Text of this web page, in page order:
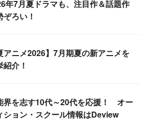
年7月夏ドラマも、注目作＆話題作
ぞろい！
アニメ2026】7月期夏の新アニメを
紹介！
界を志す10代～20代を応援！ オー
ション・スクール情報はDeview